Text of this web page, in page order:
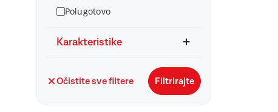
Polugotovo
Karakteristike
Očistite sve filtere Filtrirajte